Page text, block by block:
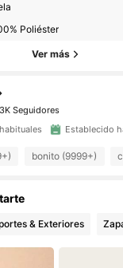
Poliéster
Ver más
Seguidores
Seguidores
Hace 1 día
Seguidores
Seguidores
Establecido
bonito (9999+)
& Exteriores